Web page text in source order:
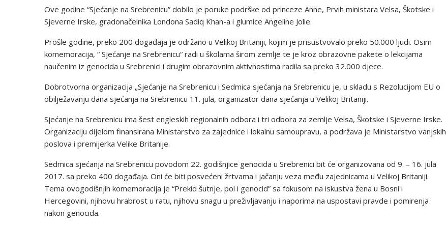
Ove godine “Sjećanje na Srebrenicu” dobilo je poruke podrške od princeze Anne, Prvih ministara Velsa, Škotske i
Sjeverne Irske, gradonačelnika Londona Sadiq Khan-a i glumice Angeline Jolie.
Prošle godine, preko 200 događaja je održano u Velikoj Britaniji, kojim je prisustvovalo preko 50.000 ljudi. Osim
komemoracija, “ Sjećanje na Srebrenicu“ radi u školama širom zemlje te je kroz obrazovne pakete o lekcijama
naučenim iz genocida u Srebrenici i drugim obrazovnim aktivnostima radila sa preko 32.000 djece.
Dobrotvorna organizacija „Sjećanje na Srebrenicu i Sedmica sjećanja na Srebrenicu je, u skladu s Rezolucijom EU o
obilježavanju dana sjećanja na Srebrenicu 11. jula, organizator dana sjećanja u Velikoj Britaniji.
Sjećanje na Srebrenicu ima šest engleskih regionalnih odbora i tri odbora za zemlje Velsa, Škotske i Sjeverne Irske.
Organizaciju dijelom finansirana Ministarstvo za zajednice i lokalnu samoupravu, a podržava je Ministarstvo vanjskih
poslova i premijerka Velike Britanije.
Sedmica sjećanja na Srebrenicu povodom 22. godišnjice genocida u Srebrenici bit će organizovana od 9. – 16. jula
2017. sa preko 400 događaja. Oni će biti posvećeni žrtvama i jačanju veza među zajednicama u Velikoj Britaniji.
Tema ovogodišnjih komemoracija je “Prekid šutnje, pol i genocid” sa fokusom na iskustva žena u Bosni i
Hercegovini, njihovu hrabrost u ratu, njihovu snagu u preživljavanju i naporima na uspostavi pravde i pomirenja
nakon genocida.